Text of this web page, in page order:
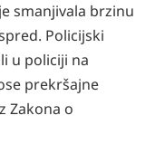
smanjivala brzinu
Policijski
u policiji na
prekršajne
Zakona o